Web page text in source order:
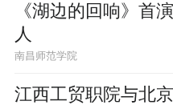
《湖边的回响》首
人
南昌师范学院
江西工贸职院与北